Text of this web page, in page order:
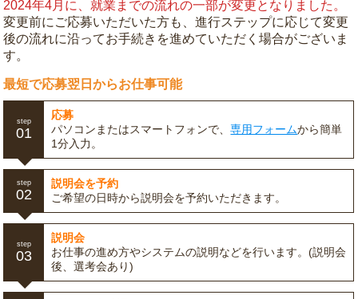
2024年4月に、就業までの流れの一部が変更となりました。
変更前にご応募いただいた方も、進行ステップに応じて変更
後の流れに沿ってお手続きを進めていただく場合がございま
す。
最短で応募翌日からお仕事可能
step
01
応募
パソコンまたはスマートフォンで、専用フォームから簡単
1分入力。
step
02
説明会を予約
ご希望の日時から説明会を予約いただきます。
step
03
説明会
お仕事の進め方やシステムの説明などを行います。(説明会
後、選考会あり)